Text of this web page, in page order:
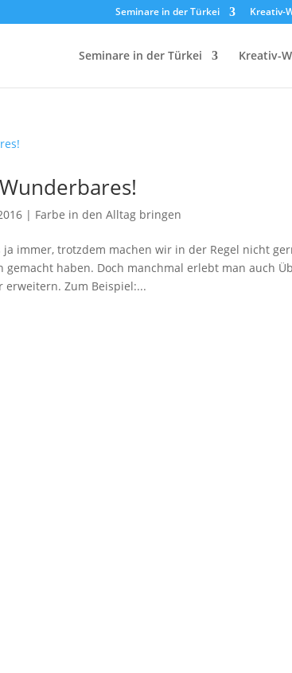
Seminare in der Türkei Kreativ-
Seminare in der Türkei Kreativ-
| Farbe in den Alltag bringen
ja immer, trotzdem machen wir in der Regel nicht
gemacht haben. Doch manchmal erlebt man auch
erweitern. Zum Beispiel:...